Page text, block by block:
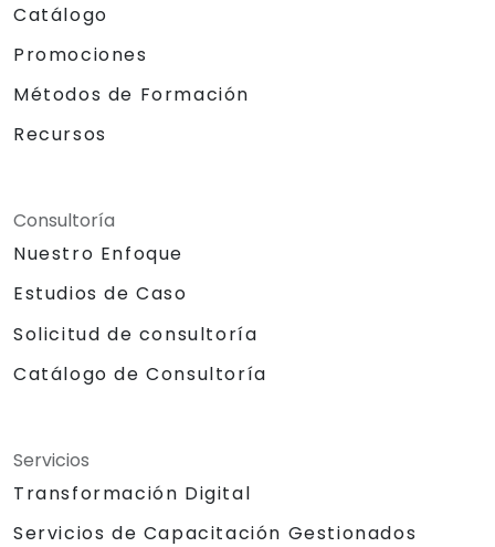
Catálogo
Promociones
Métodos de Formación
Recursos
Consultoría
Nuestro Enfoque
Estudios de Caso
Solicitud de consultoría
Catálogo de Consultoría
Servicios
Transformación Digital
Servicios de Capacitación Gestionados